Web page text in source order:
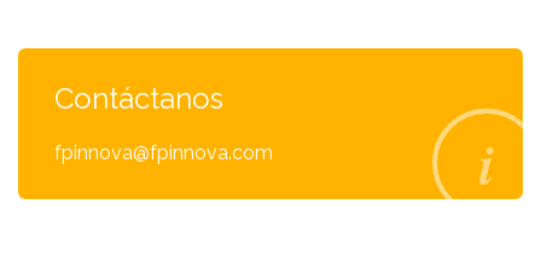
Contáctanos
fpinnova@fpinnova.com